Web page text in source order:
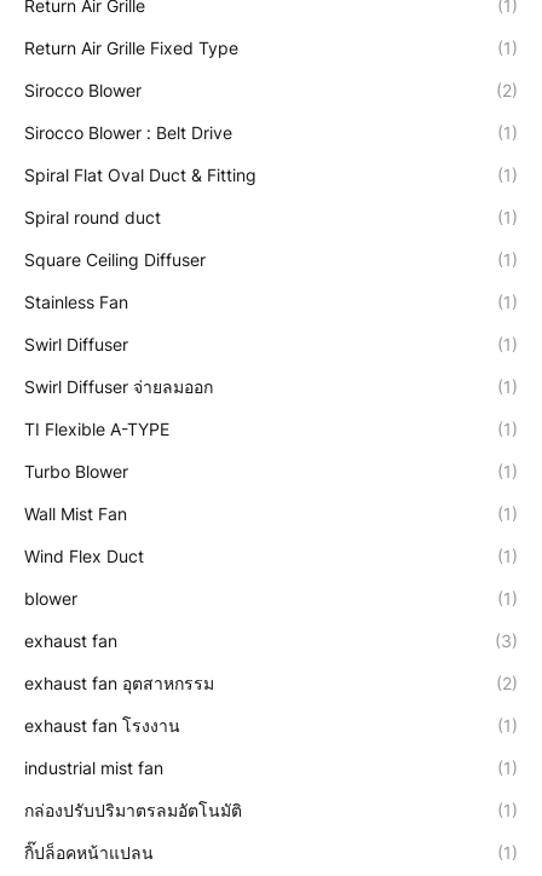
Return Air Grille (1)
Return Air Grille Fixed Type (1)
Sirocco Blower (2)
Sirocco Blower : Belt Drive (1)
Spiral Flat Oval Duct & Fitting (1)
Spiral round duct (1)
Square Ceiling Diffuser (1)
Stainless Fan (1)
Swirl Diffuser (1)
Swirl Diffuser จ่ายลมออก (1)
TI Flexible A-TYPE (1)
Turbo Blower (1)
Wall Mist Fan (1)
Wind Flex Duct (1)
blower (1)
exhaust fan (3)
exhaust fan อุตสาหกรรม (2)
exhaust fan โรงงาน (1)
industrial mist fan (1)
กล่องปรับปริมาตรลมอัตโนมัติ (1)
กิ๊ปล็อคหน้าแปลน (1)